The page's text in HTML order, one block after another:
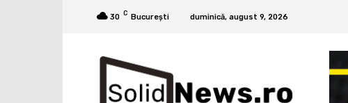
30 C București duminică, august 9, 2026